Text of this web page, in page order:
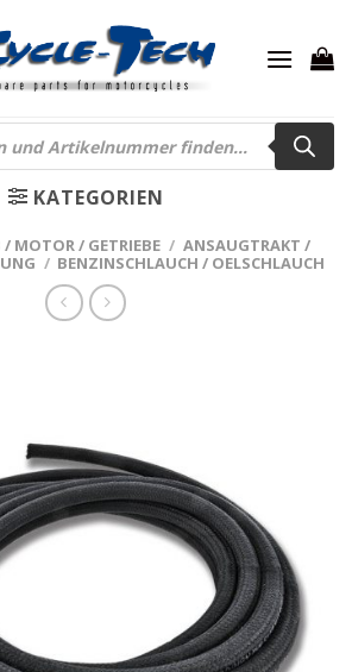
KATEGORIEN
/ MOTOR / GETRIEBE / ANSAUGTRAKT /
/ BENZINSCHLAUCH / OELSCHLAUCH